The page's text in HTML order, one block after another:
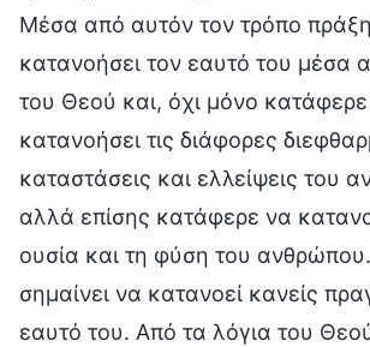
Μέσα από αυτόν τον τρόπο
κατανοήσει τον εαυτό του μέσα
του Θεού και, όχι μόνο
κατανοήσει τις διάφορες
καταστάσεις και ελλείψεις του
αλλά επίσης κατάφερε να
ουσία και τη φύση του
σημαίνει να κατανοεί κανείς
εαυτό του. Από τα λόγια του